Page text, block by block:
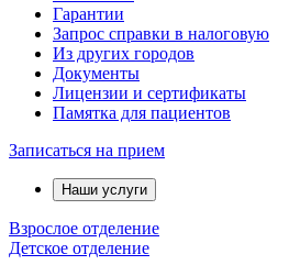
Гарантии
Запрос справки в налоговую
Из других городов
Документы
Лицензии и сертификаты
Памятка для пациентов
Записаться на прием
Наши услуги
Взрослое отделение
Детское отделение